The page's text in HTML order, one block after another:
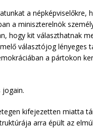
a népképviselőkre,
a miniszterelnök
hogy kit választhatnak
választójog lényeges
a pártokon
jogain.
kifejezetten miatta
arra épült az